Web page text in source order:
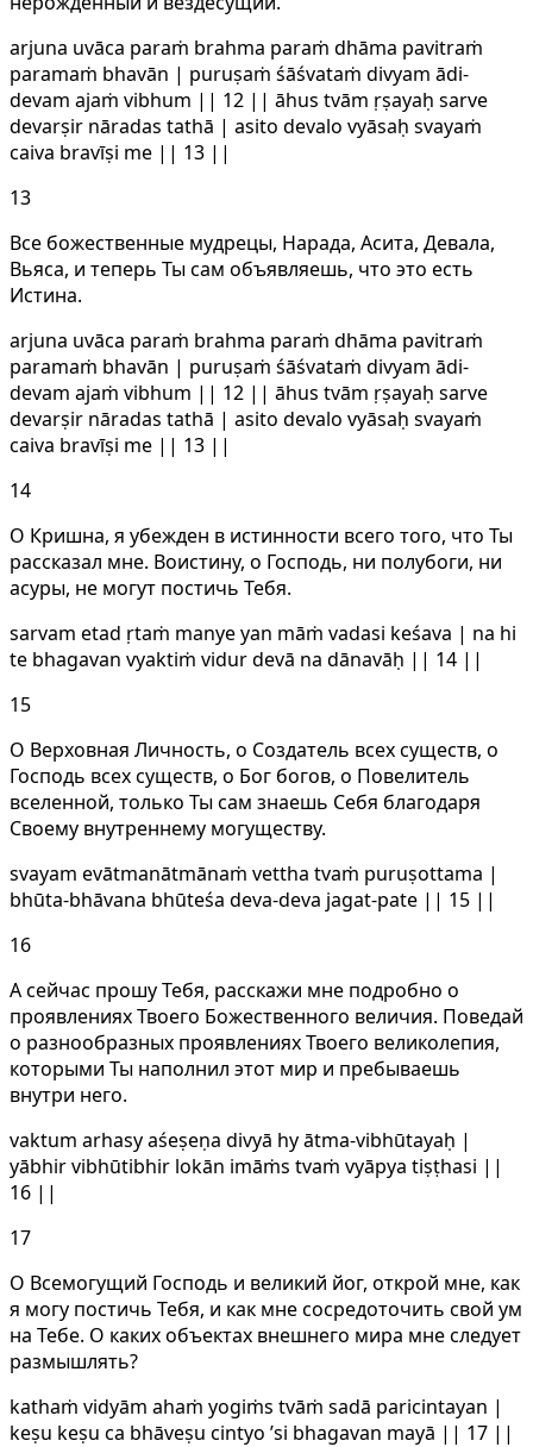
arjuna uvāca paraṁ brahma paraṁ dhāma pavitraṁ
paramaṁ bhavān | puruṣaṁ śāśvataṁ divyam ādi-
devam ajaṁ vibhum || 12 || āhus tvām ṛṣayaḥ sarve
devarṣir nāradas tathā | asito devalo vyāsaḥ svayaṁ
caiva bravīṣi me || 13 ||
13
Все божественные мудрецы, Нарада, Асита, Девала,
Вьяса, и теперь Ты сам объявляешь, что это есть
Истина.
arjuna uvāca paraṁ brahma paraṁ dhāma pavitraṁ
paramaṁ bhavān | puruṣaṁ śāśvataṁ divyam ādi-
devam ajaṁ vibhum || 12 || āhus tvām ṛṣayaḥ sarve
devarṣir nāradas tathā | asito devalo vyāsaḥ svayaṁ
caiva bravīṣi me || 13 ||
14
О Кришна, я убежден в истинности всего того, что Ты
рассказал мне. Воистину, о Господь, ни полубоги, ни
асуры, не могут постичь Тебя.
sarvam etad ṛtaṁ manye yan māṁ vadasi keśava | na hi
te bhagavan vyaktiṁ vidur devā na dānavāḥ || 14 ||
15
О Верховная Личность, о Создатель всех существ, о
Господь всех существ, о Бог богов, о Повелитель
вселенной, только Ты сам знаешь Себя благодаря
Своему внутреннему могуществу.
svayam evātmanātmānaṁ vettha tvaṁ puruṣottama |
bhūta-bhāvana bhūteśa deva-deva jagat-pate || 15 ||
16
А сейчас прошу Тебя, расскажи мне подробно о
проявлениях Твоего Божественного величия. Поведай
о разнообразных проявлениях Твоего великолепия,
которыми Ты наполнил этот мир и пребываешь
внутри него.
vaktum arhasy aśeṣeṇa divyā hy ātma-vibhūtayaḥ |
yābhir vibhūtibhir lokān imāṁs tvaṁ vyāpya tiṣṭhasi ||
16 ||
17
О Всемогущий Господь и великий йог, открой мне, как
я могу постичь Тебя, и как мне сосредоточить свой ум
на Тебе. О каких объектах внешнего мира мне следует
размышлять?
kathaṁ vidyām ahaṁ yogiṁs tvāṁ sadā paricintayan |
keṣu keṣu ca bhāveṣu cintyo ’si bhagavan mayā || 17 ||